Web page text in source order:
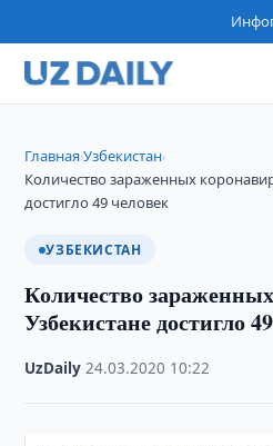
Главная›Узбекистан›
Количество зараженных
достигло 49 человек
УЗБЕКИСТАН
Количество
Узбекистане достигло
UzDaily ·24.03.2020 10:22